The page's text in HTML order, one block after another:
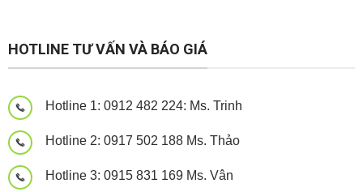
HOTLINE TƯ VẤN VÀ BÁO GIÁ
Hotline 1: 0912 482 224: Ms. Trinh
Hotline 2: 0917 502 188 Ms. Thảo
Hotline 3: 0915 831 169 Ms. Vân